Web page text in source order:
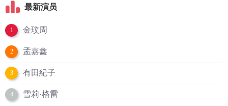
最新演员
1 金玟周
2 孟嘉鑫
3 有田紀子
4 雪莉·格雷